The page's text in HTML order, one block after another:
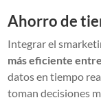
Ahorro de
Integrar el
más eficiente
datos en tiempo
toman decisiones